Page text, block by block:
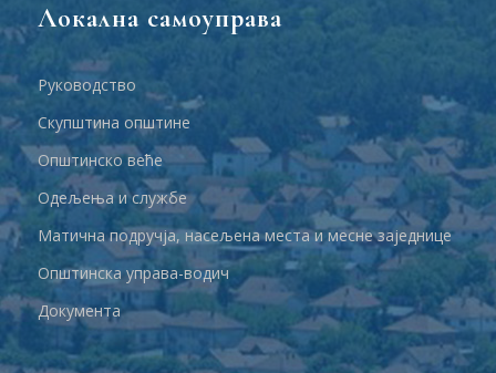
Локална самоуправа
Руководство
Скупштина општине
Општинско веће
Одељења и службе
Матична подручја, насељена места и месне заједнице
Општинска управа-водич
Документа